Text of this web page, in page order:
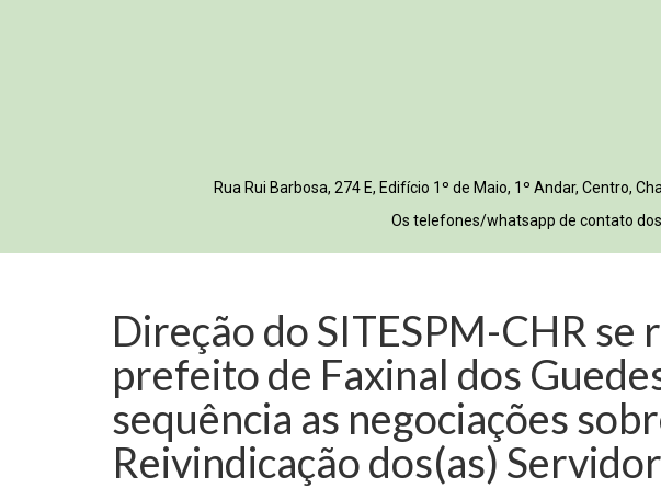
Rua Rui Barbosa, 274 E, Edifício 1º de Maio, 1º Andar, Centro,
Os telefones/whatsapp de contato
Direção do SITESPM-CHR se
prefeito de Faxinal dos
sequência as negociações
Reivindicação dos(as)